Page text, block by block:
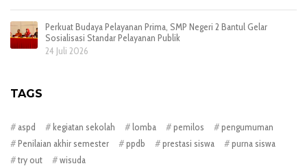
Perkuat Budaya Pelayanan Prima, SMP Negeri 2 Bantul Gelar
Sosialisasi Standar Pelayanan Publik
24 Juli 2026
TAGS
aspd kegiatan sekolah lomba pemilos
pengumuman
Penilaian akhir semester
ppdb prestasi siswa
purna siswa
try out
wisuda